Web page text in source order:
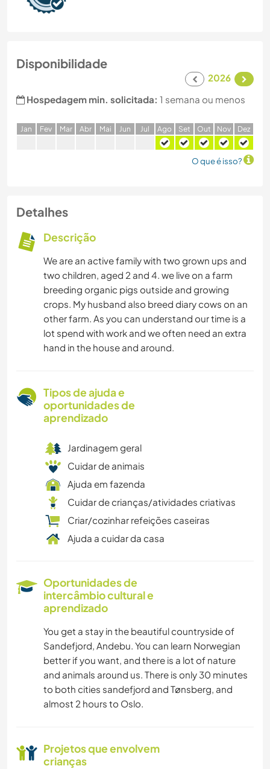
Disponibilidade
2026
Hospedagem min. solicitada: 1 semana ou menos
Jan Fev Mar Abr Mai Jun Jul Ago Set Out Nov Dez
O que é isso?
Detalhes
Descrição
We are an active family with two grown ups and
two children, aged 2 and 4. we live on a farm
breeding organic pigs outside and growing
crops. My husband also breed diary cows on an
other farm. As you can understand our time is a
lot spend with work and we often need an extra
hand in the house and around.
Tipos de ajuda e
oportunidades de
aprendizado
Jardinagem geral
Cuidar de animais
Ajuda em fazenda
Cuidar de crianças/atividades criativas
Criar/cozinhar refeições caseiras
Ajuda a cuidar da casa
Oportunidades de
intercâmbio cultural e
aprendizado
You get a stay in the beautiful countryside of
Sandefjord, Andebu. You can learn Norwegian
better if you want, and there is a lot of nature
and animals around us. There is only 30 minutes
to both cities sandefjord and Tønsberg, and
almost 2 hours to Oslo.
Projetos que envolvem
crianças